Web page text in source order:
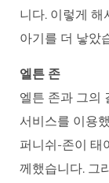
니다. 이렇게 해
아기를 더 낳았
엘튼 존
엘튼 존과 그의
서비스를 이용
퍼니쉬-존이 태
께했습니다. 그